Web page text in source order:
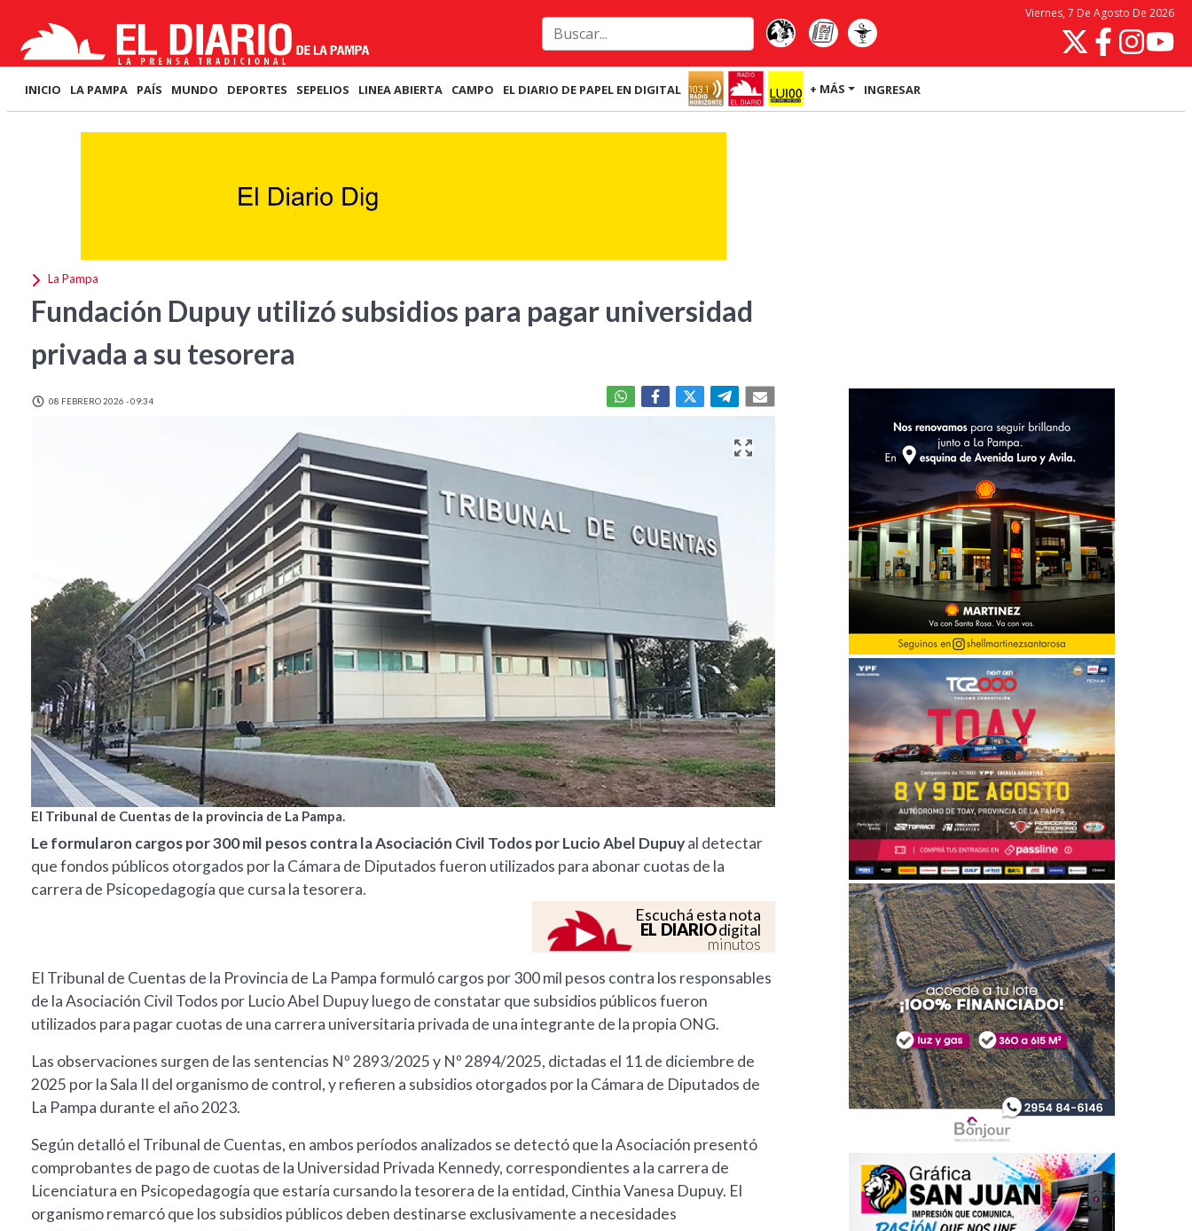
Viernes, 7 De Agosto De 2026
INICIO LA PAMPA PAÍS MUNDO DEPORTES SEPELIOS LINEA ABIERTA CAMPO EL DIARIO DE PAPEL EN DIGITAL + MÁS INGRESAR
La Pampa
Fundación Dupuy utilizó subsidios para pagar universidad
privada a su tesorera
08 FEBRERO 2026 - 09:34
El Tribunal de Cuentas de la provincia de La Pampa.
Le formularon cargos por 300 mil pesos contra la Asociación Civil Todos por Lucio Abel Dupuyal detectar
que fondos públicos otorgados por la Cámara de Diputados fueron utilizados para abonar cuotas de la
carrera de Psicopedagogía que cursa la tesorera.
Escuchá esta nota
EL DIARIOdigital
minutos
El Tribunal de Cuentas de la Provincia de La Pampa formuló cargos por 300 mil pesos contra los responsables
de la Asociación Civil Todos por Lucio Abel Dupuy luego de constatar que subsidios públicos fueron
utilizados para pagar cuotas de una carrera universitaria privada de una integrante de la propia ONG.
Las observaciones surgen de las sentencias Nº 2893/2025 y Nº 2894/2025, dictadas el 11 de diciembre de
2025 por la Sala II del organismo de control, y refieren a subsidios otorgados por la Cámara de Diputados de
La Pampa durante el año 2023.
Según detalló el Tribunal de Cuentas, en ambos períodos analizados se detectó que la Asociación presentó
comprobantes de pago de cuotas de la Universidad Privada Kennedy, correspondientes a la carrera de
Licenciatura en Psicopedagogía que estaría cursando la tesorera de la entidad, Cinthia Vanesa Dupuy. El
organismo remarcó que los subsidios públicos deben destinarse exclusivamente a necesidades